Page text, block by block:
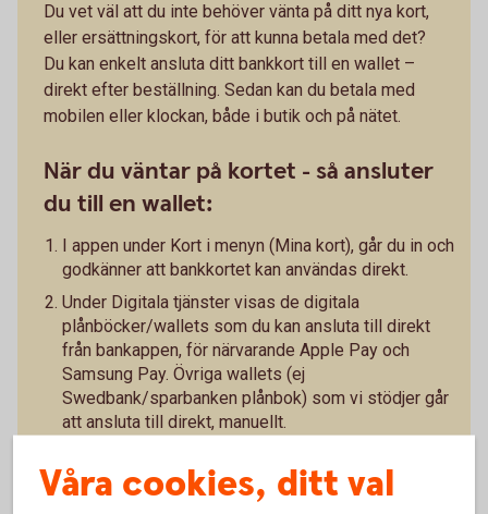
Du vet väl att du inte behöver vänta på ditt nya kort,
eller ersättningskort, för att kunna betala med det?
Du kan enkelt ansluta ditt bankkort till en wallet –
direkt efter beställning. Sedan kan du betala med
mobilen eller klockan, både i butik och på nätet.
När du väntar på kortet - så ansluter
du till en wallet:
I appen under Kort i menyn (Mina kort), går du in och
godkänner att bankkortet kan användas direkt.
Under Digitala tjänster visas de digitala
plånböcker/wallets som du kan ansluta till direkt
från bankappen, för närvarande Apple Pay och
Samsung Pay. Övriga wallets (ej
Swedbank/sparbanken plånbok) som vi stödjer går
att ansluta till direkt, manuellt.
att kortnumret, CVC och giltighetstid tillfälligt blir
synligt i appen. Kortinformationen kan sedan
Våra cookies, ditt val